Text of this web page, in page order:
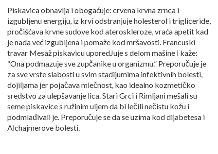
Piskavica obnavlja i obogaćuje: crvena krvna zrnca i
izgubljenu energiju, iz krvi odstranjuje holesterol i trigliceride,
pročišćava krvne sudove kod ateroskleroze, vraća apetit kad
je nada već izgubljena i pomaže kod mršavosti. Francuski
travar Mesaž piskavicu uporedJuje s delom mašine i kaže:
“Ona podmazuje sve zupčanike u organizmu.” Preporučuje je
za sve vrste slabosti u svim stadijumima infektivnih bolesti,
dojiljama jer pojačava mlečnost, kao idealno kozmetičko
sredstvo za ulepšavanje lica. Stari Grci i Rimljani mešali su
seme piskavice s ružinim uljem da bi lečili nečistu kožu i
podmlađivali je. Preporučuje se da se uzima kod dijabetesa i
Alchajmerove bolesti.